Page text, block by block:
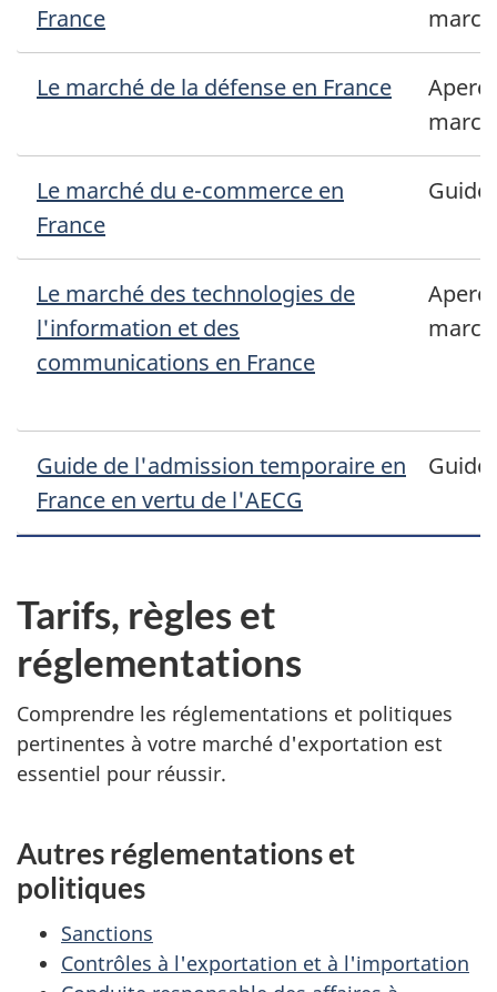
France
Le marché de la défense en France
Le marché du e-commerce en
France
Guide
Le marché des technologies de
l'information et des
communications en France
Guide de l'admission temporaire en
France en vertu de l'AECG
Guide
Tarifs, règles et
réglementations
Comprendre les réglementations et politiques
pertinentes à votre marché d'exportation est
essentiel pour réussir.
Autres réglementations et
politiques
Sanctions
Contrôles à l'exportation et à l'importation